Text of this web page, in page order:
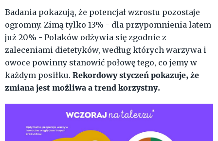
Badania pokazują, że potencjał wzrostu pozostaje
ogromny. Zimą tylko 13% - dla przypomnienia latem
już 20% - Polaków odżywia się zgodnie z
zaleceniami dietetyków, według których warzywa i
owoce powinny stanowić połowę tego, co jemy w
każdym posiłku. Rekordowy styczeń pokazuje, że
zmiana jest możliwa a trend korzystny.